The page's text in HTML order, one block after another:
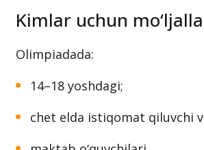
Kimlar uchun
Olimpiadada:
14–18 yoshdagi;
chet elda istiqomat qiluvchi